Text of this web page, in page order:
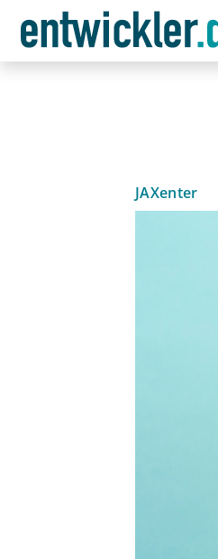
JAXenter